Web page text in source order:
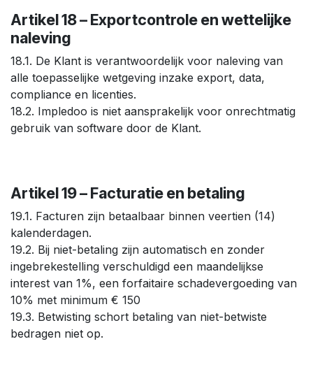
Artikel 18 – Exportcontrole en wettelijke
naleving
18.1. De Klant is verantwoordelijk voor naleving van
alle toepasselijke wetgeving inzake export, data,
compliance en licenties.
18.2. Impledoo is niet aansprakelijk voor onrechtmatig
gebruik van software door de Klant.
Artikel 19 – Facturatie en betaling
19.1. Facturen zijn betaalbaar binnen veertien (14)
kalenderdagen.
19.2. Bij niet-betaling zijn automatisch en zonder
ingebrekestelling verschuldigd een maandelijkse
interest van 1%, een forfaitaire schadevergoeding van
10% met minimum € 150
19.3. Betwisting schort betaling van niet-betwiste
bedragen niet op.